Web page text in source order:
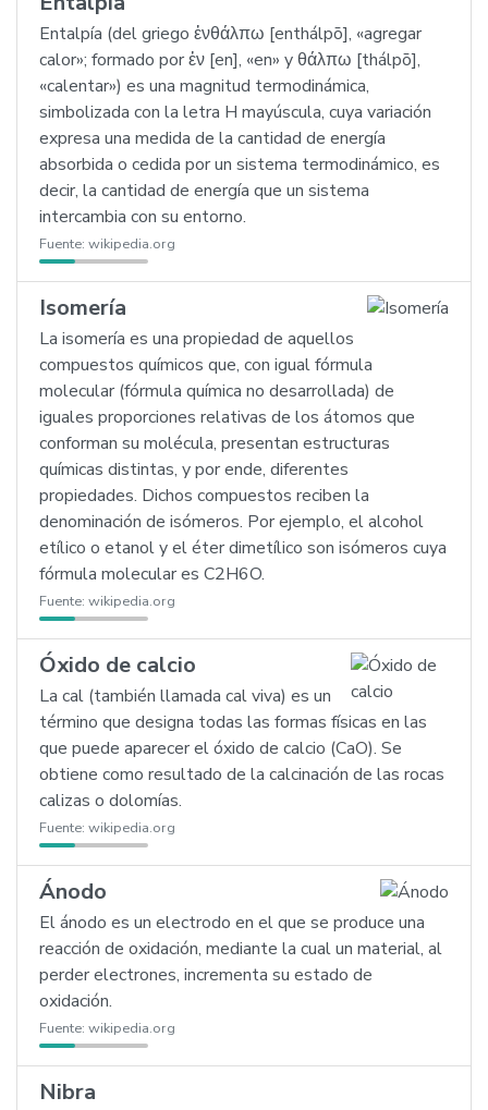
Entalpía (del griego ἐνθάλπω [enthálpō], «agregar
calor»; formado por ἐν [en], «en» y θάλπω [thálpō],
«calentar») es una magnitud termodinámica,
simbolizada con la letra H mayúscula, cuya variación
expresa una medida de la cantidad de energía
absorbida o cedida por un sistema termodinámico, es
decir, la cantidad de energía que un sistema
intercambia con su entorno.
Fuente: wikipedia.org
Isomería
La isomería es una propiedad de aquellos
compuestos químicos que, con igual fórmula
molecular (fórmula química no desarrollada) de
iguales proporciones relativas de los átomos que
conforman su molécula, presentan estructuras
químicas distintas, y por ende, diferentes
propiedades. Dichos compuestos reciben la
denominación de isómeros. Por ejemplo, el alcohol
etílico o etanol y el éter dimetílico son isómeros cuya
fórmula molecular es C2H6O.
Fuente: wikipedia.org
Óxido de calcio
La cal (también llamada cal viva) es un
término que designa todas las formas físicas en las
que puede aparecer el óxido de calcio (CaO). Se
obtiene como resultado de la calcinación de las rocas
calizas o dolomías.
Fuente: wikipedia.org
Ánodo
El ánodo es un electrodo en el que se produce una
reacción de oxidación, mediante la cual un material, al
perder electrones, incrementa su estado de
oxidación.
Fuente: wikipedia.org
Nibra